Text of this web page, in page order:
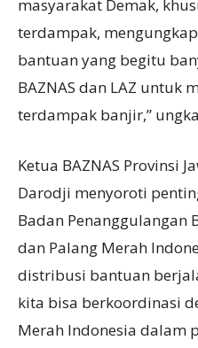
masyarakat Demak,
terdampak,
bantuan yang begitu
BAZNAS dan LAZ untuk
terdampak banjir,”
Ketua BAZNAS Provinsi
Darodji menyoroti
Badan Penanggulangan
dan Palang Merah
distribusi bantuan
kita bisa berkoordinasi
Merah Indonesia dalam